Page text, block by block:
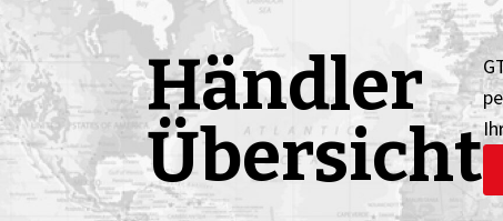
Händler
Übersicht